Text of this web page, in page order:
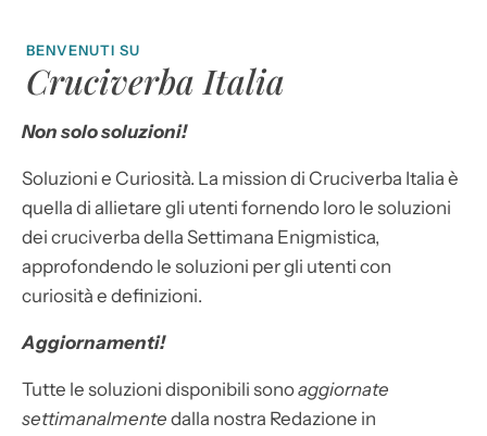
BENVENUTI SU
Cruciverba Italia
Non solo soluzioni!
Soluzioni e Curiosità. La mission di Cruciverba Italia è
quella di allietare gli utenti fornendo loro le soluzioni
dei cruciverba della Settimana Enigmistica,
approfondendo le soluzioni per gli utenti con
curiosità e definizioni.
Aggiornamenti!
Tutte le soluzioni disponibili sonoaggiornate
settimanalmente dalla nostra Redazione in